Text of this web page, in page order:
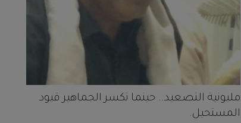
مليونية التصعيد.. حينما تكسر الجماهير قيود
المستحيل.